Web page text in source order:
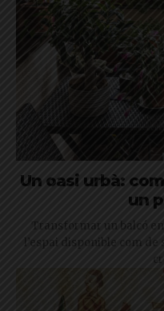
Un oasi urbà:
un
Transformar un balcó
l’espai disponible com